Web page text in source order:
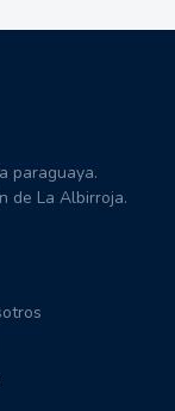
paraguaya.
de La Albirroja.